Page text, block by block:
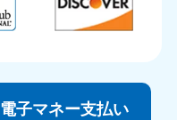
電子マネー支払い